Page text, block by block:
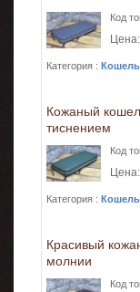
Код
Цена:
Категория :
Кожаный
тиснением
Код
Цена:
Категория :
Красивый
молнии
Код